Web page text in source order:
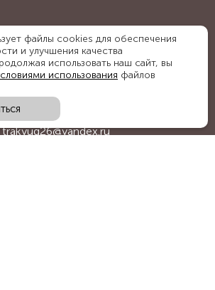
Адрес:
край, с. Надежда,
ул. Промышленная, 1Б
trakyug26@yandex.ru
файлы cookies для обеспечения
и улучшения качества
использовать наш сайт, вы
использования файлов